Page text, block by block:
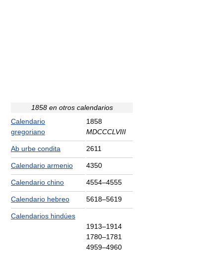
1858 en otros calendarios
Calendario
gregoriano
1858
MDCCCLVIII
Ab urbe condita 2611
Calendario armenio 4350
Calendario chino 4554–4555
Calendario hebreo 5618–5619
Calendarios hindúes
1913–1914
1780–1781
4959–4960